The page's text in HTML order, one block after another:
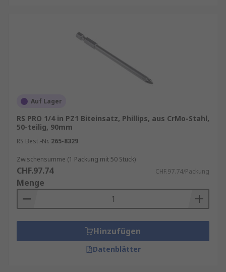
Auf Lager
RS PRO 1/4 in PZ1 Biteinsatz, Phillips, aus CrMo-Stahl,
50-teilig, 90mm
RS Best.-Nr. 265-8329
Zwischensumme (1 Packung mit 50 Stück)
CHF.97.74 CHF.97.74/Packung
Menge
Hinzufügen
Datenblätter